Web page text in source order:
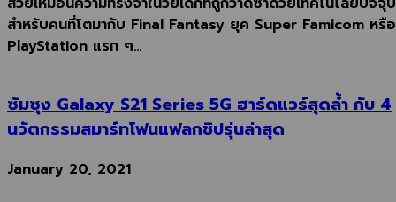
สำหรับคนที่โตมากับ Final Fantasy ยุค Super Famicom หรื
PlayStation แรก ๆ...
ซัมซุง Galaxy S21 Series 5G ฮาร์ดแวร์สุดล้ำ กับ 4
นวัตกรรมสมาร์ทโฟนแฟลกชิปรุ่นล่าสุด
January 20, 2021